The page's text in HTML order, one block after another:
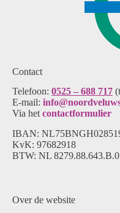
Contact
Telefoon: 0525 – 688 717
E-mail:
Via het contactformulier
IBAN:
KvK: 97682918
BTW: NL
Over de website